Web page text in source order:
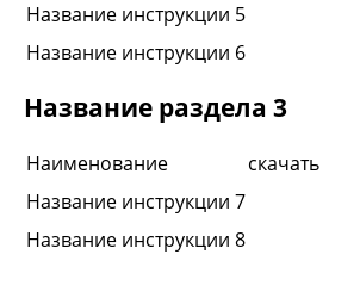
Название инструкции 5
Название инструкции 6
Название раздела 3
Наименование
скачать
Название инструкции 7
Название инструкции 8